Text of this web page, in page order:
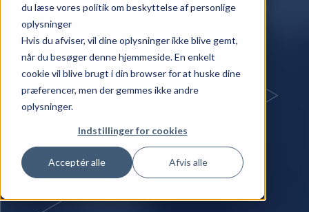
du læse vores politik om beskyttelse af personlige
oplysninger
Hvis du afviser, vil dine oplysninger ikke blive gemt,
når du besøger denne hjemmeside. En enkelt
cookie vil blive brugt i din browser for at huske dine
præferencer, men der gemmes ikke andre
oplysninger.
Indstillinger for cookies
Acceptér alle Afvis alle